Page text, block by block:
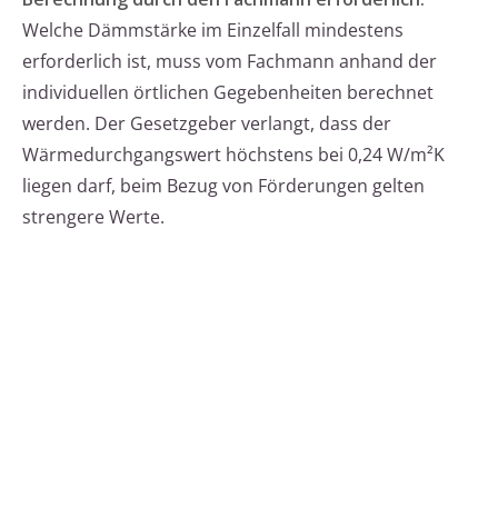
Welche Dämmstärke im Einzelfall mindestens
erforderlich ist, muss vom Fachmann anhand der
individuellen örtlichen Gegebenheiten berechnet
werden. Der Gesetzgeber verlangt, dass der
Wärmedurchgangswert höchstens bei 0,24 W/m²K
liegen darf, beim Bezug von Förderungen gelten
strengere Werte.